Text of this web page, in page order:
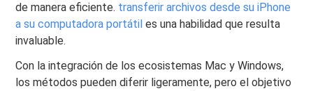
de manera eficiente. transferir archivos desde su iPhone
a su computadora portátil es una habilidad que resulta
invaluable.
Con la integración de los ecosistemas Mac y Windows,
los métodos pueden diferir ligeramente, pero el objetivo